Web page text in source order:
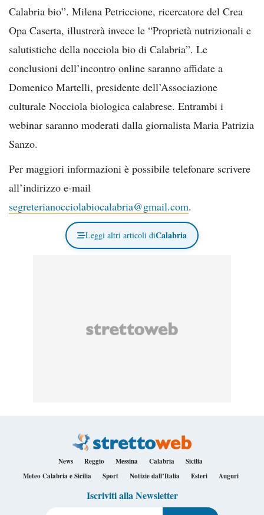
Calabria bio”. Milena Petriccione, ricercatore del Crea
Opa Caserta, illustrerà invece le “Proprietà nutrizionali e
salutistiche della nocciola bio di Calabria”. Le
conclusioni dell’incontro online saranno affidate a
Domenico Martelli, presidente dell’Associazione
culturale Nocciola biologica calabrese. Entrambi i
webinar saranno moderati dalla giornalista Maria Patrizia
Sanzo.
Per maggiori informazioni è possibile telefonare scrivere
all’indirizzo e-mail
segreterianocciolabiocalabria@gmail.com.
Leggi altri articoli diCalabria
News Reggio Messina Calabria
Sicilia
Meteo Calabria e Sicilia
Sport Notizie dall’Italia Esteri Auguri
Iscriviti alla Newsletter